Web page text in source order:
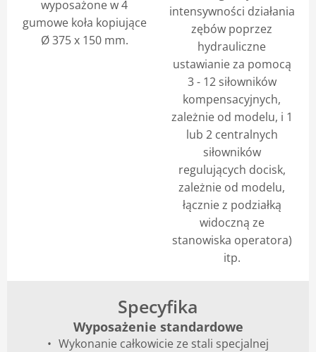
wyposażone w 4
gumowe koła kopiujące
Ø 375 x 150 mm.
intensywności działania
zębów poprzez
hydrauliczne
ustawianie za pomocą
3 - 12 siłowników
kompensacyjnych,
zależnie od modelu, i 1
lub 2 centralnych
siłowników
regulujących docisk,
zależnie od modelu,
łącznie z podziałką
widoczną ze
stanowiska operatora)
itp.
Specyfika
Wyposażenie standardowe
Wykonanie całkowicie ze stali specjalnej